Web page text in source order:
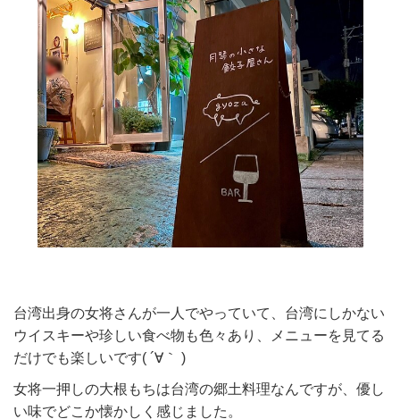
台湾出身の女将さんが一人でやっていて、台湾にしかない
ウイスキーや珍しい食べ物も色々あり、メニューを見てる
だけでも楽しいです( ´∀｀ )
女将一押しの大根もちは台湾の郷土料理なんですが、優し
い味でどこか懐かしく感じました。